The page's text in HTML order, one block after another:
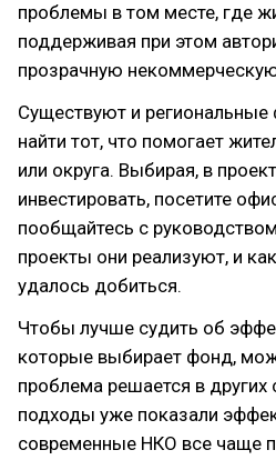
проблемы в том месте, где
поддерживая при этом
прозрачную
Существуют и
найти тот, что помогает
или округа. Выбирая, в
инвестировать, посетите
пообщайтесь с
проекты они реализуют, и
удалось добиться.
Чтобы лучше судить об
которые выбирает фонд,
проблема решается в других
подходы уже показали
современные НКО все чаще